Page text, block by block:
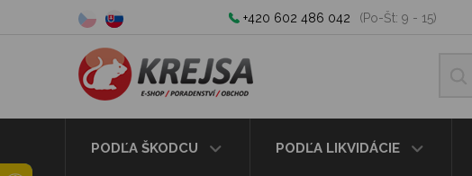
+420 602 486 042 (Po-Št: 9 - 15)
PODĽA ŠKODCU PODĽA LIKVIDÁCIE